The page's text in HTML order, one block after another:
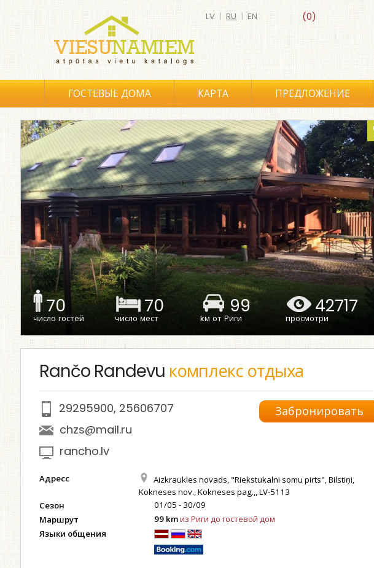
(0)
LV | RU | EN
ГОСТЕВЫЕ ДОМА КАРТА ПРЕДЛОЖЕНИЕ
70
число гостей
70
число мест
99
kм от Риги
42717
просмотри
Rančo Randevu комплекс отдыха
Забронировать
29295900, 25606707
chzs@mail.ru
rancho.lv
Адресс
Aizkraukles novads, "Riekstukalni somu pirts", Bilstiņi,
Kokneses nov., Kokneses pag.,, LV-5113
Сезон 01/05 - 30/09
Маршрут 99 kmиз Риги до гостевой дом
Языки общения